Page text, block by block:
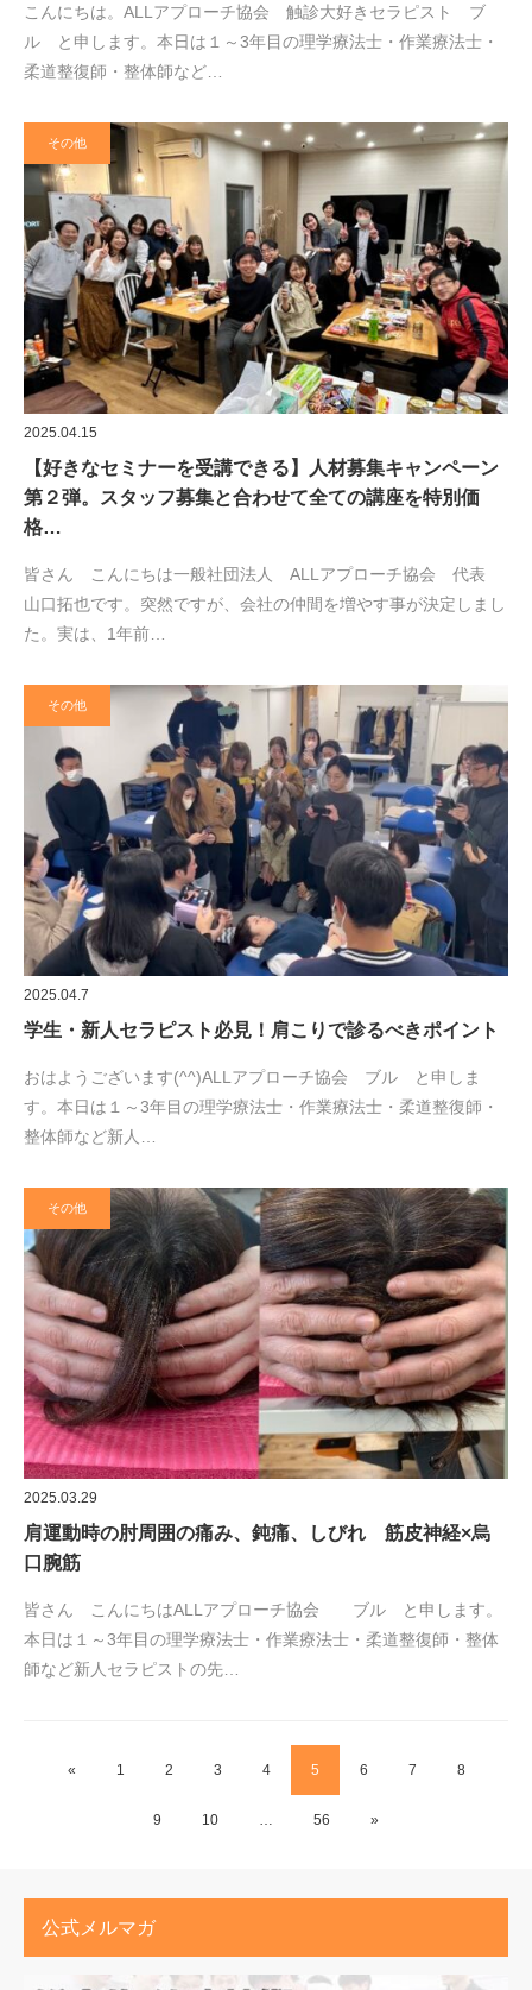
こんにちは。ALLアプローチ協会 触診大好きセラピスト ブ
ル と申します。本日は１～3年目の理学療法士・作業療法士・
柔道整復師・整体師など…
その他
2025.04.15
【好きなセミナーを受講できる】人材募集キャンペーン
第２弾。スタッフ募集と合わせて全ての講座を特別価
格…
皆さん こんにちは一般社団法人 ALLアプローチ協会 代表
山口拓也です。突然ですが、会社の仲間を増やす事が決定しまし
た。実は、1年前…
その他
2025.04.7
学生・新人セラピスト必見！肩こりで診るべきポイント
おはようございます(^^)ALLアプローチ協会 ブル と申しま
す。本日は１～3年目の理学療法士・作業療法士・柔道整復師・
整体師など新人…
その他
2025.03.29
肩運動時の肘周囲の痛み、鈍痛、しびれ 筋皮神経×烏
口腕筋
皆さん こんにちはALLアプローチ協会 ブル と申します。
本日は１～3年目の理学療法士・作業療法士・柔道整復師・整体
師など新人セラピストの先…
« 1 2 3 4 5 6 7 8
9 10 56 »
公式メルマガ